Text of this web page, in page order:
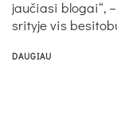
jau­čia­si blo­gai“,
sri­ty­je vis
DAUGIAU